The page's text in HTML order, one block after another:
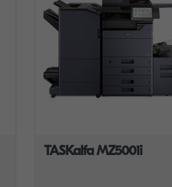
TASKalfa MZ5001i